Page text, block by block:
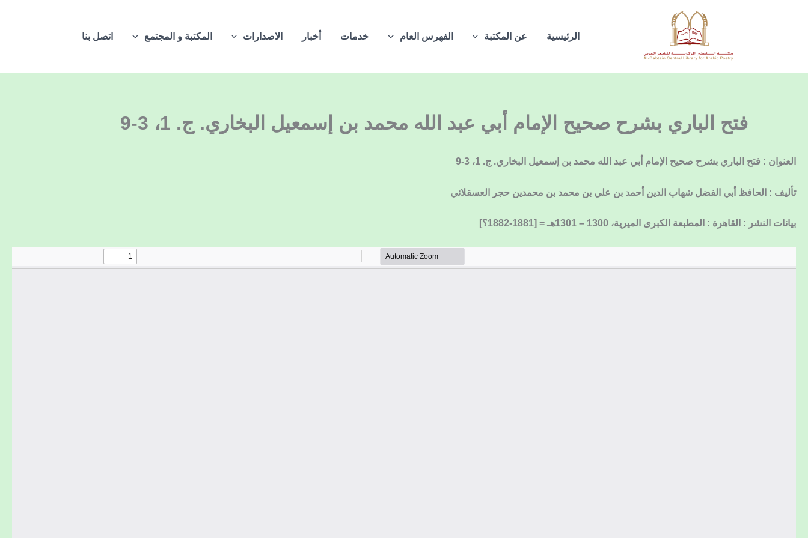
الرئيسية عن المكتبة الفهرس العام خدمات أخبار الاصدارات المكتبة و المجتمع اتصل بنا
فتح الباري بشرح صحيح الإمام أبي عبد الله محمد بن إسمعيل البخاري. ج. 1، 3-9
العنوان : فتح الباري بشرح صحيح الإمام أبي عبد الله محمد بن إسمعيل البخاري. ج. 1، 3-9
تأليف : الحافظ أبي الفضل شهاب الدين أحمد بن علي بن محمد بن محمدين حجر العسقلاني
بيانات النشر : القاهرة : المطبعة الكبرى الميرية، 1300 – 1301هـ = [1881-1882؟]